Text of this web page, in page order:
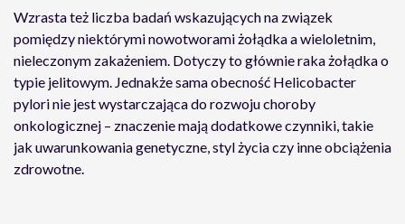
Wzrasta też liczba badań wskazujących na związek
pomiędzy niektórymi nowotworami żołądka a wieloletnim,
nieleczonym zakażeniem. Dotyczy to głównie raka żołądka o
typie jelitowym. Jednakże sama obecność Helicobacter
pylori nie jest wystarczająca do rozwoju choroby
onkologicznej – znaczenie mają dodatkowe czynniki, takie
jak uwarunkowania genetyczne, styl życia czy inne obciążenia
zdrowotne.